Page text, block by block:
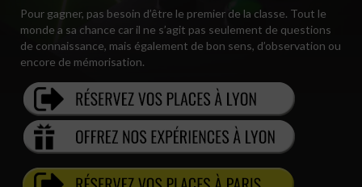
Pour gagner, pas besoin d’être le premier de la classe. Tout le
monde a sa chance car il ne s’agit pas seulement de questions
de connaissance, mais également de bon sens, d’observation ou
encore de mémorisation.